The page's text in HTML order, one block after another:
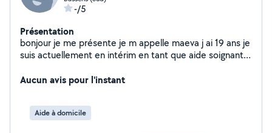
-/5
Présentation
bonjour je me présente je m appelle maeva j ai 19 ans je
suis actuellement en intérim en tant que aide soignante
diplôme ) je fait ce métier depuis mes études ( 16 ans )
pathologies ( enfants et adulte ) je suis disponible en
journée et même de nuit en cas de besoin pour des
Aucun avis pour l'instant
Aide à domicile